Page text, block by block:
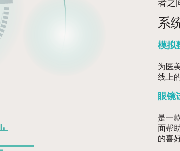
者之
系
模拟
为医
线上
眼镜
是一
面帮
的喜